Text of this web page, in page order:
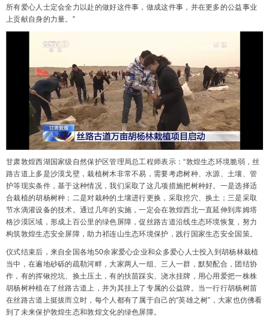
所有爱心人士定会全力以赴的做好这件事，做成这件事，并在更多的公益事业
上贡献自身的力量。”
甘肃敦煌西湖国家级自然保护区管理局总工程师表示：“敦煌生态环境脆弱，丝
路古道上多是沙漠戈壁，栽植树木非常不易，需要考虑树种、水源、土壤、管
护等现实条件，基于这种情况，我们采取了这几项措施把树种好。一是选择适
合栽植的胡杨树种；二是对栽种的土壤进行更换，采取挖穴、换土；三是采取
节水滴灌设备的技术。通过几年的实施，一定会在敦煌西北一直延伸到库姆塔
格沙漠区域，形成上百公里的绿色屏障，促丝路古道沿线生态环境恢复，努力
构筑敦煌生态安全屏障，助力祁连山生态环境保护，践行国家生态安全国策。
仪式结束后，来自全国各地50余家爱心企业和众多爱心人士投入到胡杨林栽植
当中，在遍地砂砾的疏勒河畔，大家两人一组、三人一群，默契配合，团结协
作，有的挥锹挖坑、换土压土，有的扶苗踩实、浇水挂牌，用心用爱把一株株
胡杨树种植在了丝路古道上，并为其挂上了专属的公益牌。当一行行胡杨树苗
在丝路古道上挺拔而立时，每个人都有了属于自己的“英雄之树”，大家也仿佛看
到了未来保护敦煌生态和敦煌文化的绿色屏障。